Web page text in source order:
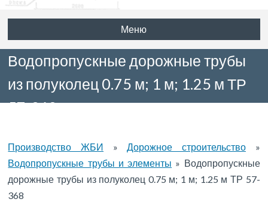
Меню
Водопропускные дорожные трубы
из полуколец 0.75 м; 1 м; 1.25 м ТР
57-368
Производство ЖБИ » Дорожное строительство»
Водопропускные трубы и элементы » Водопропускные
дорожные трубы из полуколец 0.75 м; 1 м; 1.25 м ТР 57-
368